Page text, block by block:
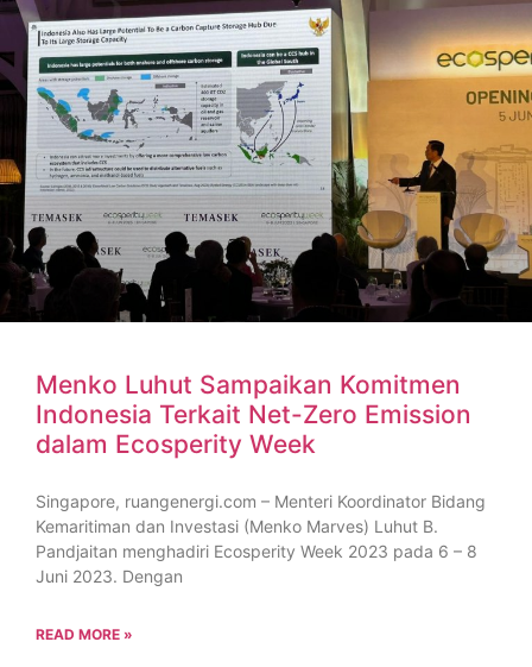
Menko Luhut Sampaikan Komitmen
Indonesia Terkait Net-Zero Emission
dalam Ecosperity Week
Singapore, ruangenergi.com – Menteri Koordinator Bidang
Kemaritiman dan Investasi (Menko Marves) Luhut B.
Pandjaitan menghadiri Ecosperity Week 2023 pada 6 – 8
Juni 2023. Dengan
READ MORE »